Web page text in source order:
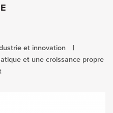
et innovation
et une croissance propre